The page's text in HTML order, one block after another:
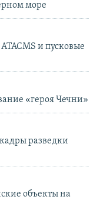
море
и пусковые
«героя Чечни»
разведки
объекты на